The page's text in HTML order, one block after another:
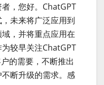
，您好。ChatGPT
未来将广泛应用到
，并将重点应用在
较早关注ChatGPT
的需要，不断推出
断升级的需求。感